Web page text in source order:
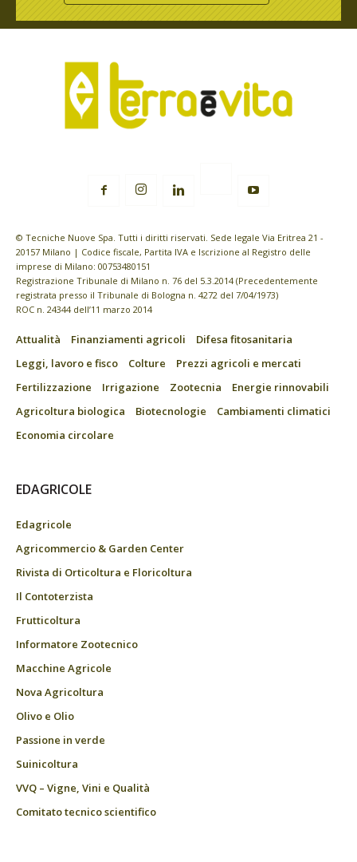
© Tecniche Nuove Spa. Tutti i diritti riservati. Sede legale Via Eritrea 21 -
20157 Milano | Codice fiscale, Partita IVA e Iscrizione al Registro delle
imprese di Milano: 00753480151
Registrazione Tribunale di Milano n. 76 del 5.3.2014 (Precedentemente
registrata presso il Tribunale di Bologna n. 4272 del 7/04/1973)
ROC n. 24344 dell’11 marzo 2014
Attualità Finanziamenti agricoli
Difesa fitosanitaria
Leggi, lavoro e fisco
Colture
Prezzi agricoli e mercati
Fertilizzazione
Irrigazione Zootecnia
Energie rinnovabili
Agricoltura biologica
Biotecnologie
Cambiamenti climatici
Economia circolare
EDAGRICOLE
Edagricole
Agricommercio & Garden Center
Rivista di Orticoltura e Floricoltura
Il Contoterzista
Frutticoltura
Informatore Zootecnico
Macchine Agricole
Nova Agricoltura
Olivo e Olio
Passione in verde
Suinicoltura
VVQ – Vigne, Vini e Qualità
Comitato tecnico scientifico